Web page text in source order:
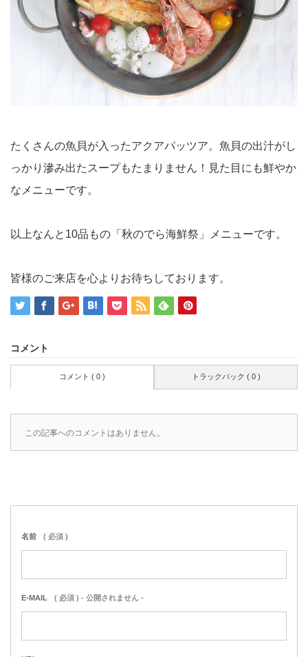
たくさんの魚貝が入ったアクアパッツア。魚貝の出汁がし
っかり滲み出たスープもたまりません！見た目にも鮮やか
なメニューです。
以上なんと10品もの「秋のでら海鮮祭」メニューです。
皆様のご来店を心よりお待ちしております。
コメント
コメント ( 0 ) トラックバック ( 0 )
この記事へのコメントはありません。
名前 ( 必須 )
E-MAIL ( 必須 ) - 公開されません -